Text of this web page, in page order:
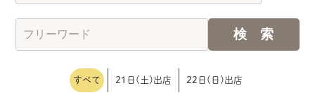
すべて 21日(土)出店 22日(日)出店